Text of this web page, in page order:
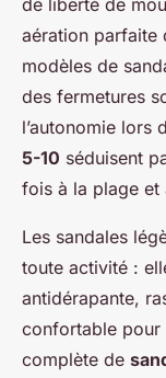
de liberté de
aération parfaite
modèles de
des fermetures
l’autonomie lors
5-10 séduisent
fois à la plage et
Les sandales
toute activité :
antidérapante,
confortable pour
complète de